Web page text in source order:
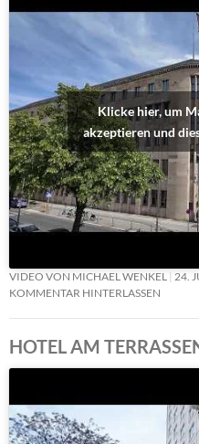
Klicke hier, um
akzeptieren und
VIDEO VON MICHAEL WENKEL 24.
KOMMENTAR HINTERLASSEN
HOTEL AM